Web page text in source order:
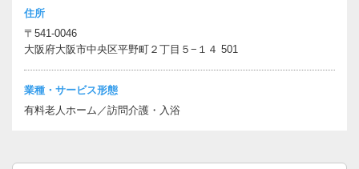
住所
〒541-0046
大阪府大阪市中央区平野町２丁目５−１４ 501
業種・サービス形態
有料老人ホーム
訪問介護・入浴